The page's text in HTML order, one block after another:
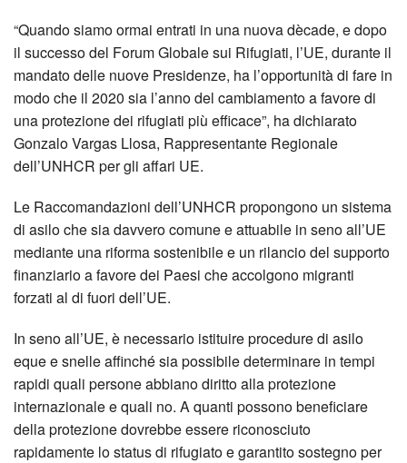
“Quando siamo ormai entrati in una nuova dècade, e dopo
il successo del Forum Globale sui Rifugiati, l’UE, durante il
mandato delle nuove Presidenze, ha l’opportunità di fare in
modo che il 2020 sia l’anno del cambiamento a favore di
una protezione dei rifugiati più efficace”, ha dichiarato
Gonzalo Vargas Llosa, Rappresentante Regionale
dell’UNHCR per gli affari UE.
Le Raccomandazioni dell’UNHCR propongono un sistema
di asilo che sia davvero comune e attuabile in seno all’UE
mediante una riforma sostenibile e un rilancio del supporto
finanziario a favore dei Paesi che accolgono migranti
forzati al di fuori dell’UE.
In seno all’UE, è necessario istituire procedure di asilo
eque e snelle affinché sia possibile determinare in tempi
rapidi quali persone abbiano diritto alla protezione
internazionale e quali no. A quanti possono beneficiare
della protezione dovrebbe essere riconosciuto
rapidamente lo status di rifugiato e garantito sostegno per